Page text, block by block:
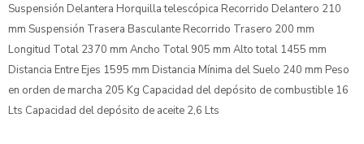
Suspensión Delantera Horquilla telescópica Recorrido Delantero 210
mm Suspensión Trasera Basculante Recorrido Trasero 200 mm
Longitud Total 2370 mm Ancho Total 905 mm Alto total 1455 mm
Distancia Entre Ejes 1595 mm Distancia Mínima del Suelo 240 mm Peso
en orden de marcha 205 Kg Capacidad del depósito de combustible 16
Lts Capacidad del depósito de aceite 2,6 Lts